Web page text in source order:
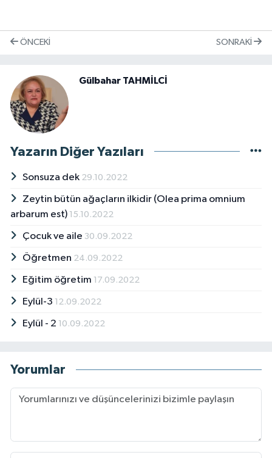
ÖNCEKI SONRAKI
Gülbahar TAHMİLCİ
Yazarın Diğer Yazıları
Sonsuza dek 29.10.2022
Zeytin bütün ağaçların ilkidir (Olea prima omnium
arbarum est) 15.10.2022
Çocuk ve aile 30.09.2022
Öğretmen 24.09.2022
Eğitim öğretim 17.09.2022
Eylül-3 12.09.2022
Eylül - 2 10.09.2022
Yorumlar